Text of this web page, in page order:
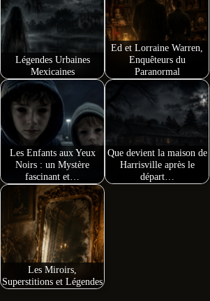
er
Légendes Urbaines
Mexicaines
Ed et Lorraine Warren,
Enquêteurs du
Paranormal
Les Enfants aux Yeux
Noirs : un Mystère
fascinant et…
Que devient la maison de
Harrisville après le
départ…
Les Miroirs,
Superstitions et Légendes